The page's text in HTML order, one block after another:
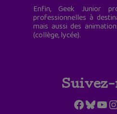
Enfin, Geek Junior
professionnelles à
mais aussi des
(collège, lycée).
Suivez-